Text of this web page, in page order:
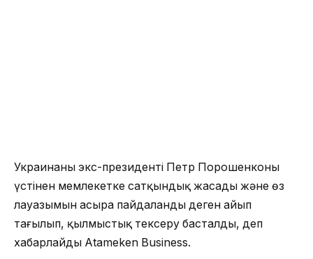
Украинаның экс-президенті Петр Порошенконың
үстінен мемлекетке сатқындық жасады және өз
лауазымын асыра пайдаланды деген айып
тағылып, қылмыстық тексеру басталды, деп
хабарлайды Atameken Business.